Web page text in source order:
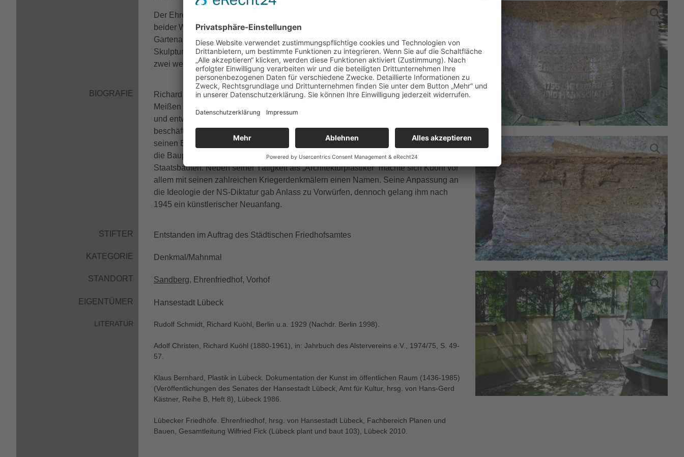
Der Ehrenfriedhof ist die zentrale Gedenkstätte für die militärischen und zivilen Opfer
beider Weltkriege. Er geht zurück auf das Jahr 1914 und Pläne des städtischen
Gartenarchitekten Harry Maasz (1880-1946). Auf ihm befinden sich mit Fritz Behns
Skulptur
Sterbender Kriegervon 1919 und Josephs Krautwalds Die Muttervon 1963
zwei weitere Ehrenmale.
BIOGRAFIE
Richard Emil Kuöhl studierte nach einer Lehre in einer keramischen Modellfabrik in
Meißen an der Kunstgewerbeschule in Dresden. 1912 siedelte er nach Hamburg über
und entwickelte sich hier in den kommenden Jahrzehnten zu einem der meist
beschäftigten bauplastischen Künstler, der mit seiner sogenannten Klinkerkeramik
seinen Beitrag zur Wiederbelebung der Backsteinarchitektur leistete. Kuöhl schuf u.a.
die Bauplastik an Fritz Högers Chilehaus sowie an Fritz Schumachers Hamburger
Staatsbauten. Neben seiner Tätigkeit als „Architekturplastiker“ machte sich Kuöhl vor
allem mit seinen zahlreichen Kriegerdenkmälern einen Namen. Seine Anpassung an
die Ideologie der NS-Diktatur gab Anlass zu Vorwürfen, dennoch gelang ihm nach
1945 ein künstlerischer Neuanfang.
STIFTER Entstanden im Auftrag des Städtischen Friedhofsamtes
KATEGORIE Denkmal/Mahnmal
STANDORT Sandberg, Ehrenfriedhof, Vorhof
EIGENTÜMER Hansestadt Lübeck
LITERATUR Rudolf Schmidt, Richard Kuöhl, Berlin u.a. 1929 (Nachdr. Berlin 1998).
Adolf Christen, Richard Kuöhl (1880-1961), in: Jahrbuch des Alstervereins e.V., 1974/75, S. 49-
57.
Klaus Bernhard, Plastik in Lübeck. Dokumentation der Kunst im öffentlichen Raum (1436-1985)
(Veröffentlichungen des Senates der Hansestadt Lübeck, Amt für Kultur, hrsg. von Hans-Gerd
Kästner, Reihe B, Heft 8), Lübeck 1986.
Lübecker Friedhöfe. Ehrenfriedhof, hrsg. von Hansestadt Lübeck, Fachbereich Planen und
Bauen, Gesamtleitung Wilfried Fick (Lübeck plant und baut 103), Lübeck 2010.